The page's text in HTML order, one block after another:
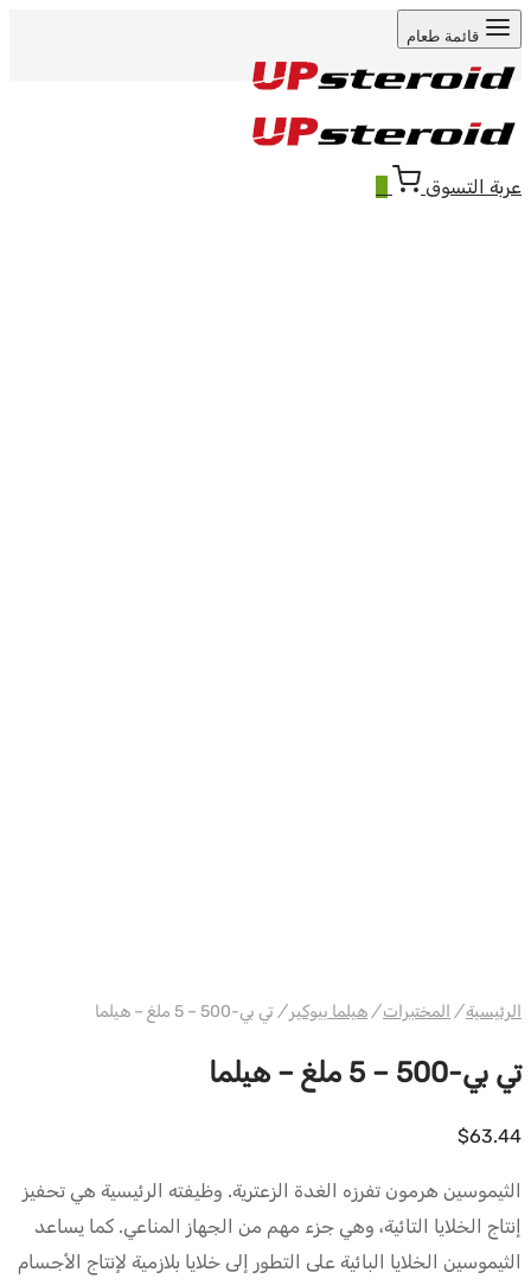
قائمة طعام
عربة التسوق
الرئيسية / المختبرات / هيلما بيوكير / تي بي-500 – 5 ملغ – هيلما
تي بي-500 – 5 ملغ – هيلما
$63.44
الثيموسين هرمون تفرزه الغدة الزعترية. وظيفته الرئيسية هي تحفيز
إنتاج الخلايا التائية، وهي جزء مهم من الجهاز المناعي. كما يساعد
الثيموسين الخلايا البائية على التطور إلى خلايا بلازمية لإنتاج الأجسام